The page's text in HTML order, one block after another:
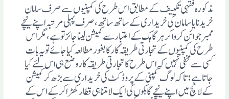
مذکورہ فقہی تکییف کے مطابق اس طرح کی کمپنیوں سے صرف سامان
خریدنا یا سامان کی خریداری کے ساتھ ساتھ، صرف پہلی مرتبہ اپنے نیچے
ممبرجوائن کرواکرہر گاہک کے اعتبار سے کمیشن لینا جائز تو ہے ، مگر اس
طرح کی کمپنیوں کے تجارتی طریقہٴ کار کا بغور مطالعہ کیا جائے تو یہ بات
کسی سے مخفی نہیں کہ اس طرح کا تجارتی طریقہٴ کار وضع ہی اس لئے کیا
جاتا ہے؛ تاکہ لوگ کمپنی کے پروڈکٹ کی خریداری سے بڑھ کر کمیشن
کے لالچ میں اپنے نیچے گاہکوں کی ایک لامتناہی قطار کھڑا کرکے اس کے